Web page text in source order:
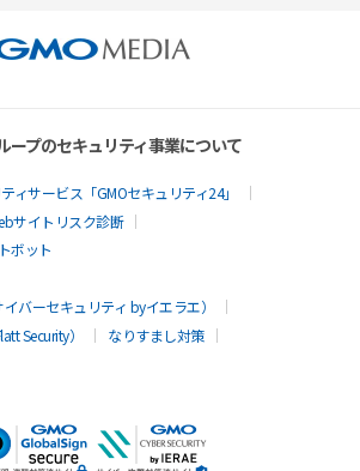
ープのセキュリティ事業について
ィサービス「GMOセキュリティ24」
サイトリスク診断
ボット
バーセキュリティ byイエラエ）
Security）
なりすまし対策